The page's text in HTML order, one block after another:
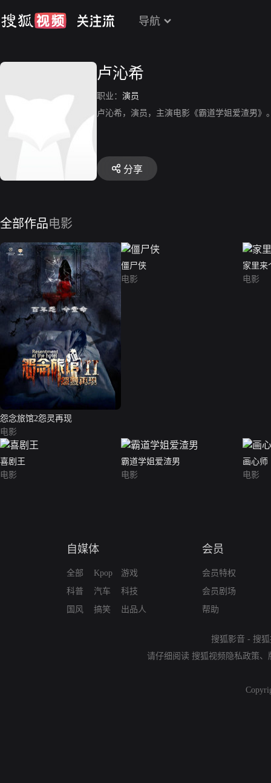
导航
卢沁希
职业： 演员
卢沁希，演员，主演电影《霸道学姐爱渣男》
分享
全部作品电影
怨念旅馆2怨灵再现
电影
僵尸侠
电影
家里来
电影
喜剧王
电影
霸道学姐爱渣男
电影
画心师
电影
自媒体
全部
科普
国风
Kpop
汽车
搞笑
游戏
科技
出品人
会员
会员特权
会员剧场
帮助
搜狐影音 - 搜
请仔细阅读 搜狐视频隐私政策、